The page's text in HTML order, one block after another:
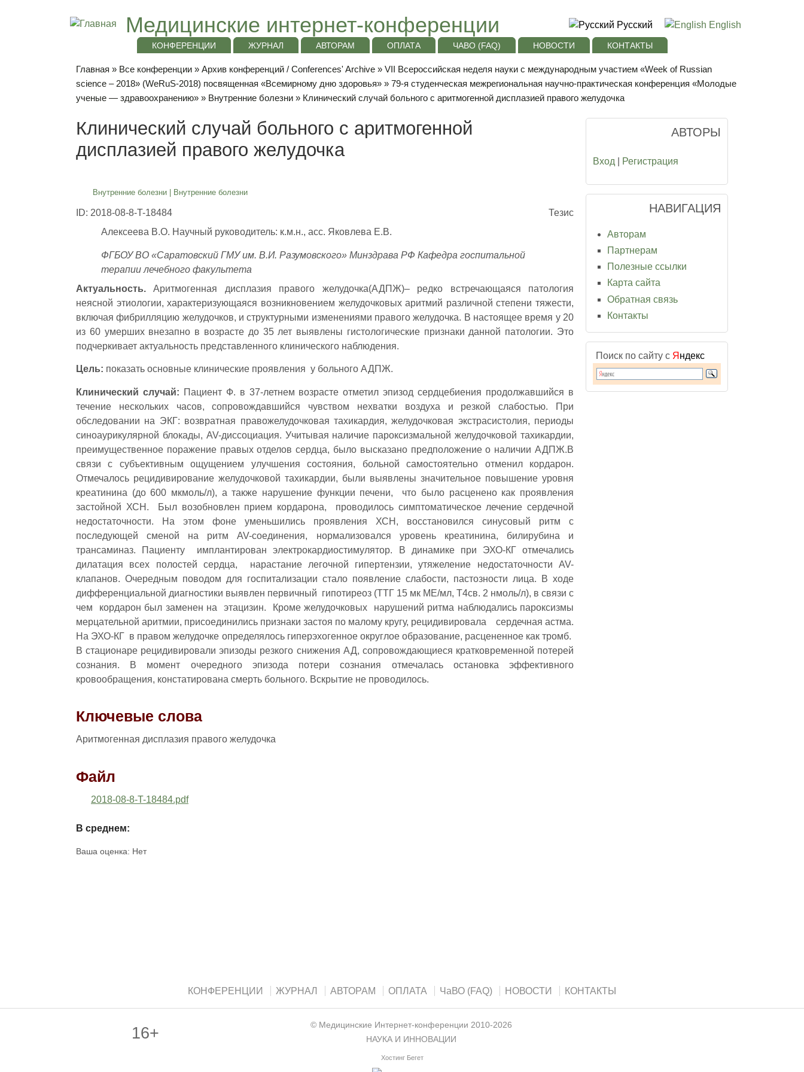
Медицинские интернет-конференции Русский English
КОНФЕРЕНЦИИ ЖУРНАЛ АВТОРАМ ОПЛАТА ЧАВО (FAQ) НОВОСТИ КОНТАКТЫ
Главная » Все конференции » Архив конференций / Conferences' Archive » VII Всероссийская неделя науки с международным участием «Week of Russian
science – 2018» (WeRuS-2018) посвященная «Всемирному дню здоровья» » 79-я студенческая межрегиональная научно-практическая конференция «Молодые
ученые — здравоохранению» » Внутренние болезни » Клинический случай больного с аритмогенной дисплазией правого желудочка
Клинический случай больного с аритмогенной
дисплазией правого желудочка
Внутренние болезни| Внутренние болезни
ID: 2018-08-8-T-18484
Тезис
Алексеева В.О. Научный руководитель: к.м.н., асс. Яковлева Е.В.
ФГБОУ ВО «Саратовский ГМУ им. В.И. Разумовского» Минздрава РФ Кафедра госпитальной
терапии лечебного факультета
Актуальность.Аритмогенная дисплазия правого желудочка(АДПЖ)– редко встречающаяся патология
неясной этиологии, характеризующаяся возникновением желудочковых аритмий различной степени тяжести,
включая фибрилляцию желудочков, и структурными изменениями правого желудочка. В настоящее время у 20
из 60 умерших внезапно в возрасте до 35 лет выявлены гистологические признаки данной патологии. Это
подчеркивает актуальность представленного клинического наблюдения.
Цель: показать основные клинические проявления у больного АДПЖ.
Клинический случай: Пациент Ф. в 37-летнем возрасте отметил эпизод сердцебиения продолжавшийся в
течение нескольких часов, сопровождавшийся чувством нехватки воздуха и резкой слабостью. При
обследовании на ЭКГ: возвратная правожелудочковая тахикардия, желудочковая экстрасистолия, периоды
синоаурикулярной блокады, AV-диссоциация. Учитывая наличие пароксизмальной желудочковой тахикардии,
преимущественное поражение правых отделов сердца, было высказано предположение о наличии АДПЖ.В
связи с субъективным ощущением улучшения состояния, больной самостоятельно отменил кордарон.
Отмечалось рецидивирование желудочковой тахикардии, были выявлены значительное повышение уровня
креатинина (до 600 мкмоль/л), а также нарушение функции печени, что было расценено как проявления
застойной ХСН. Был возобновлен прием кордарона, проводилось симптоматическое лечение сердечной
недостаточности. На этом фоне уменьшились проявления ХСН, восстановился синусовый ритм с
последующей сменой на ритм AV-соединения, нормализовался уровень креатинина, билирубина и
трансаминаз. Пациенту имплантирован электрокардиостимулятор. В динамике при ЭХО-КГ отмечались
дилатация всех полостей сердца, нарастание легочной гипертензии, утяжеление недостаточности AV-
клапанов. Очередным поводом для госпитализации стало появление слабости, пастозности лица. В ходе
дифференциальной диагностики выявлен первичный гипотиреоз (ТТГ 15 мк МЕ/мл, Т4св. 2 нмоль/л), в связи с
чем кордарон был заменен на этацизин. Кроме желудочковых нарушений ритма наблюдались пароксизмы
мерцательной аритмии, присоединились признаки застоя по малому кругу, рецидивировала сердечная астма.
На ЭХО-КГ в правом желудочке определялось гиперэхогенное округлое образование, расцененное как тромб.
В стационаре рецидивировали эпизоды резкого снижения АД, сопровождающиеся кратковременной потерей
сознания. В момент очередного эпизода потери сознания отмечалась остановка эффективного
кровообращения, констатирована смерть больного. Вскрытие не проводилось.
Ключевые слова
Аритмогенная дисплазия правого желудочка
Файл
2018-08-8-T-18484.pdf
В среднем:
Ваша оценка: Нет
АВТОРЫ
Вход Регистрация
НАВИГАЦИЯ
Авторам
Партнерам
Полезные ссылки
Карта сайта
Обратная связь
Контакты
Поиск по сайту с Я ндекс
КОНФЕРЕНЦИИ ЖУРНАЛ АВТОРАМ ОПЛАТА ЧаВО (FAQ) НОВОСТИ КОНТАКТЫ
16+ © Медицинские Интернет-конференции 2010-2026
НАУКА И ИННОВАЦИИ
Хостинг Бегет